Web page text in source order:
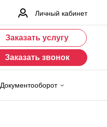
Личный кабинет
Заказать услугу
Заказать звонок
Документооборот